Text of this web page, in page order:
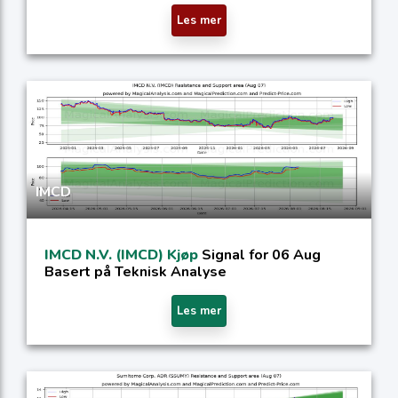
Les mer
IMCD
IMCD N.V. (IMCD) Kjøp Signal for 06 Aug
Basert på Teknisk Analyse
Les mer